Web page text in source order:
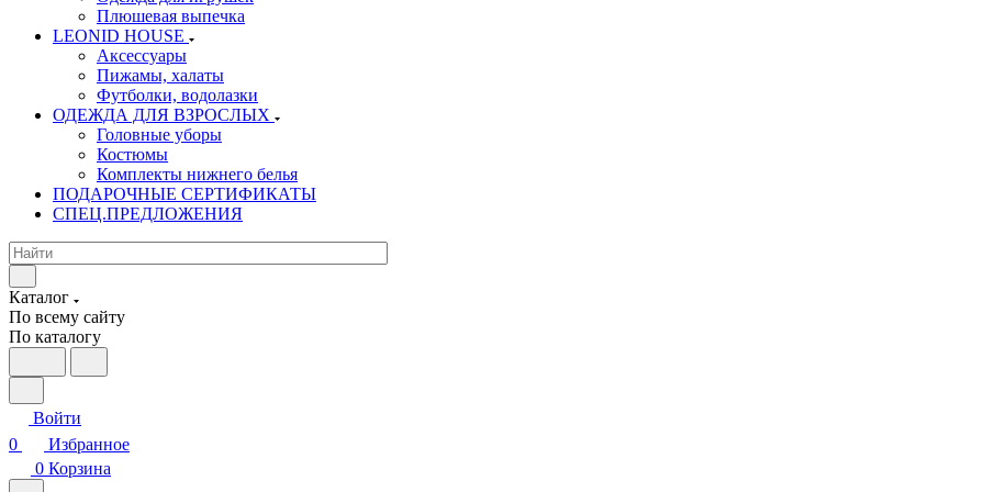
Плюшевая выпечка
LEONID HOUSE
Аксессуары
Пижамы, халаты
Футболки, водолазки
ОДЕЖДА ДЛЯ ВЗРОСЛЫХ
Головные уборы
Костюмы
Комплекты нижнего белья
ПОДАРОЧНЫЕ СЕРТИФИКАТЫ
СПЕЦ.ПРЕДЛОЖЕНИЯ
Каталог
По всему сайту
По каталогу
Войти
0
Избранное
0 Корзина